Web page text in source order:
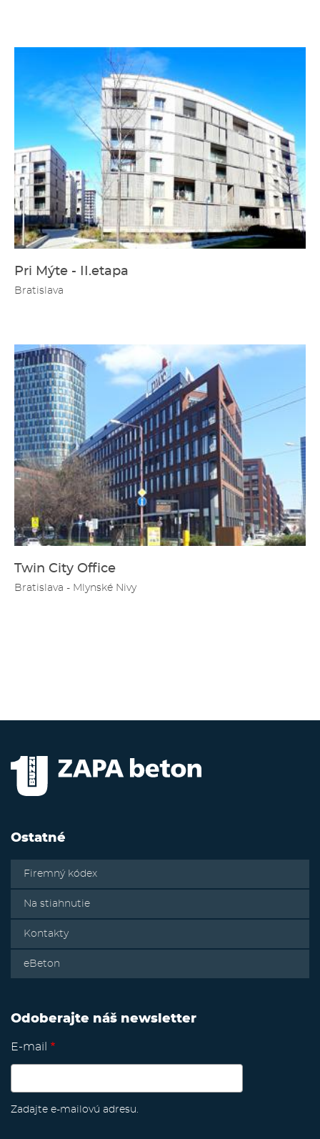
Pri Mýte - II.etapa
Bratislava
Twin City Office
Bratislava - Mlynské Nivy
Ostatné
Firemný kódex
Na stiahnutie
Kontakty
eBeton
Odoberajte náš newsletter
E-mail
Zadajte e-mailovú adresu.